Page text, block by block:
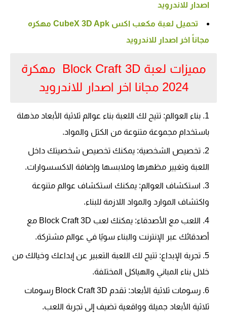
اصدار للاندرويد
تحميل لعبة مكعب اكس CubeX 3D Apk مهكره
مجاناً اخر اصدار للاندرويد
مميزات لعبة Block Craft 3D مهكرة
2024 مجانا اخر اصدار للاندرويد
بناء العوالم: تتيح لك اللعبة بناء عوالم ثلاثية الأبعاد مذهلة
باستخدام مجموعة متنوعة من الكتل والمواد.
تخصيص الشخصية: يمكنك تخصيص شخصيتك داخل
اللعبة وتغيير مظهرها وملابسها وإضافة الاكسسوارات.
استكشاف العوالم: يمكنك استكشاف عوالم متنوعة
واكتشاف الموارد والمواد اللازمة للبناء.
اللعب مع الأصدقاء: يمكنك لعب Block Craft 3D مع
أصدقائك عبر الإنترنت والبناء سويًا في عوالم مشتركة.
تجربة الإبداع: تتيح لك اللعبة التعبير عن إبداعك وخيالك من
خلال بناء المباني والهياكل المختلفة.
رسومات ثلاثية الأبعاد: تقدم Block Craft 3D رسومات
ثلاثية الأبعاد جميلة وواقعية تضيف إلى تجربة اللعب.